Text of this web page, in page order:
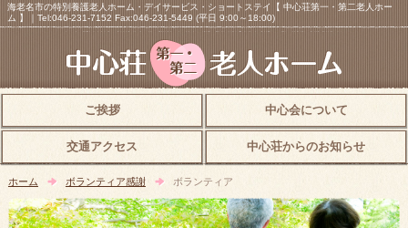
海老名市の特別養護老人ホーム・デイサービス・ショートステイ【 中心荘第一・第二老人ホー
ム 】｜Tel:046-231-7152 Fax:046-231-5449 (平日 9:00～18:00)
ご挨拶 中心会について
交通アクセス 中心荘からのお知らせ
ホーム ボランティア感謝 ボランティア